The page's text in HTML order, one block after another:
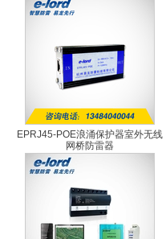
EPRJ45-POE浪涌保护器室外无线
网桥防雷器
EPRJ45-POE